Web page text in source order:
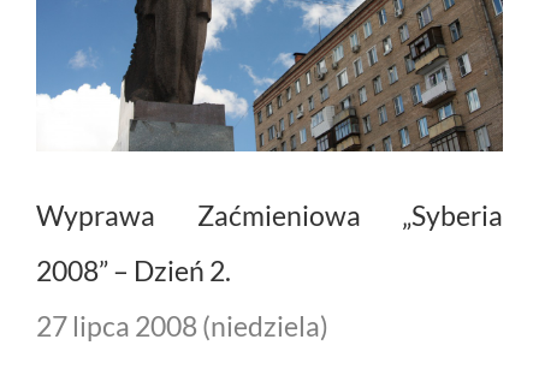
Wyprawa Zaćmieniowa „Syberia
2008” – Dzień 2.
27 lipca 2008 (niedziela)